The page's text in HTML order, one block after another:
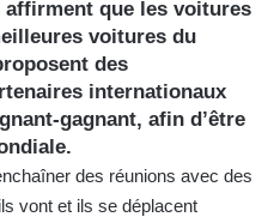
affirment que les voitures
voitures du
des
internationaux
gagnant, afin d’être
des réunions avec des
vont et ils se déplacent